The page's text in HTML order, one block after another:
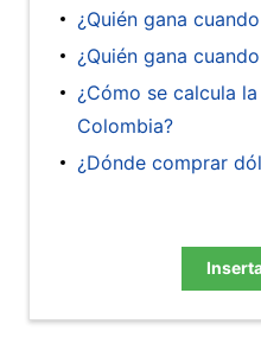
¿Quién gana
¿Quién gana
¿Cómo se calcula
Colombia?
¿Dónde comprar